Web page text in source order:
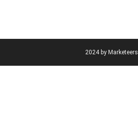
2024 by Marketeers